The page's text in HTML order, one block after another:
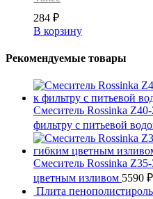
284 ₽
В корзину
Рекомендуемые товары
Смеситель Rossinka
фильтру с питьевой
Смеситель Rossinka
цветным изливом 5590 ₽
Плита